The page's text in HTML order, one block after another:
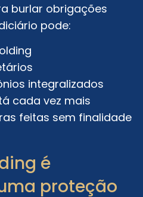
burlar obrigações
pode:
integralizados
cada vez mais
feitas sem finalidade
é
proteção